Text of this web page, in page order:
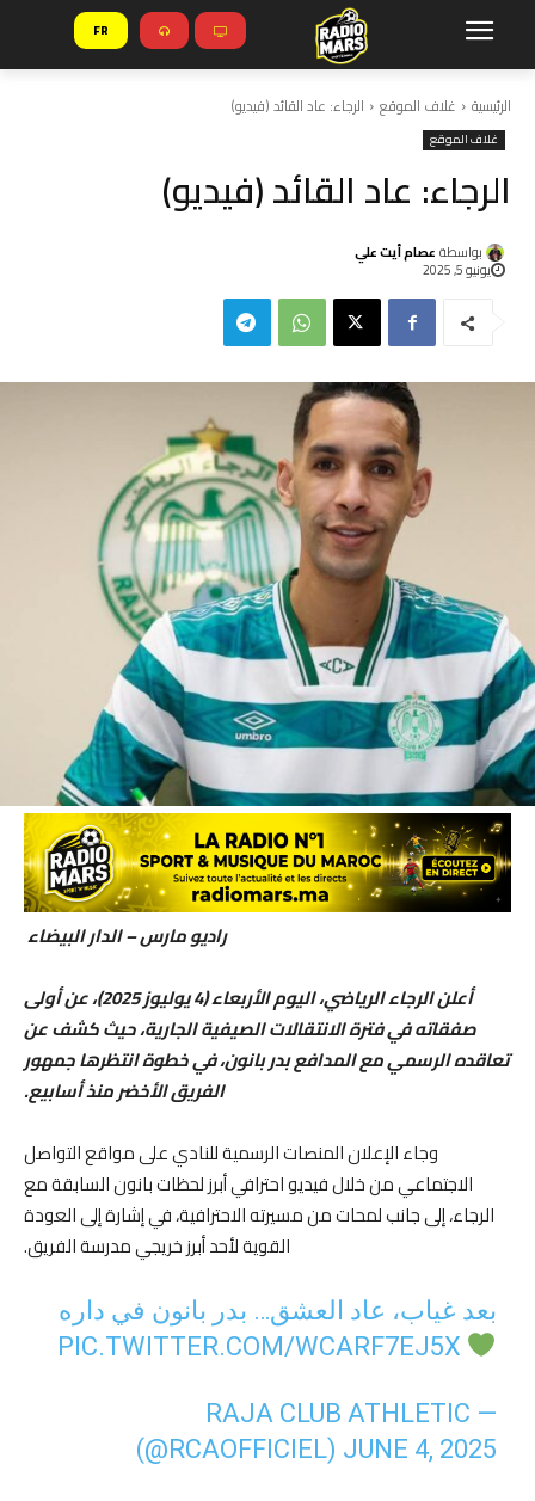
FR
الرئيسية غلاف الموقع الرجاء: عاد القائد (فيديو)
غلاف الموقع
الرجاء: عاد القائد (فيديو)
بواسطة عصام أيت علي
يونيو 5, 2025
راديو مارس – الدار البيضاء
أعلن الرجاء الرياضي، اليوم الأربعاء (4 يوليوز 2025)، عن أولى
صفقاته في فترة الانتقالات الصيفية الجارية، حيث كشف عن
تعاقده الرسمي مع المدافع بدر بانون، في خطوة انتظرها جمهور
الفريق الأخضر منذ أسابيع.
وجاء الإعلان المنصات الرسمية للنادي على مواقع التواصل
الاجتماعي من خلال فيديو احترافي أبرز لحظات بانون السابقة مع
الرجاء، إلى جانب لمحات من مسيرته الاحترافية، في إشارة إلى العودة
القوية لأحد أبرز خريجي مدرسة الفريق.
بعد غياب، عاد العشق… بدر بانون في داره
PIC.TWITTER.COM/WCARF7EJ5X
— RAJA CLUB ATHLETIC
(@RCAOFFICIEL) JUNE 4, 2025